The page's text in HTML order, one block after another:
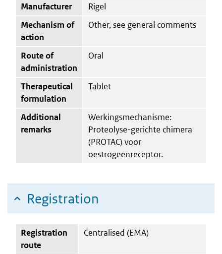
Manufacturer
Rigel
Mechanism of
action
Other, see general comments
Route of
administration
Oral
Therapeutical
formulation
Tablet
Additional
remarks
Werkingsmechanisme:
Proteolyse-gerichte chimera
(PROTAC) voor
oestrogeenreceptor.
Registration
Registration
route
Centralised (EMA)